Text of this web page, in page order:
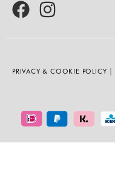
PRIVACY & COOKIE POLICY |